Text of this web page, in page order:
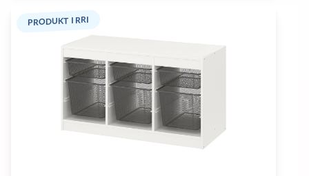
PRODUKT I RRI